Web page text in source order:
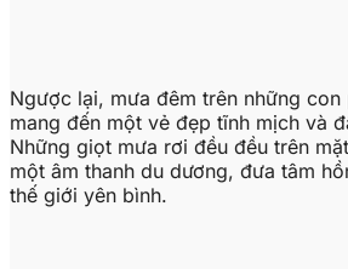
Ngược lại, mưa đêm trên những con
mang đến một vẻ đẹp tĩnh mịch và
Những giọt mưa rơi đều đều trên
một âm thanh du dương, đưa tâm
thế giới yên bình.